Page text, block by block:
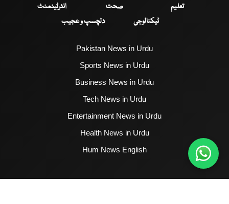
تعلیم
صحت
انٹرٹینمنٹ
ٹیکنالوجی
دلچسپ و عجیب
Pakistan News in Urdu
Sports News in Urdu
Business News in Urdu
Tech News in Urdu
Entertainment News in Urdu
Health News in Urdu
Hum News English